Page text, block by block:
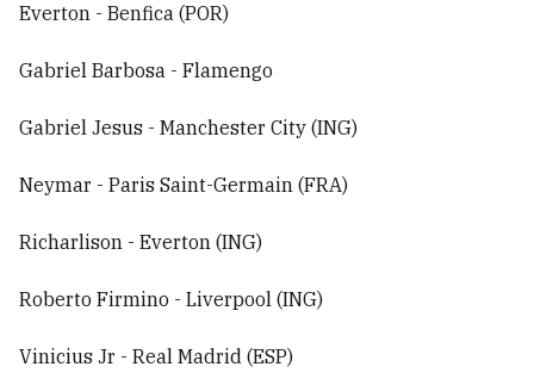
Everton - Benfica (POR)
Gabriel Barbosa - Flamengo
Gabriel Jesus - Manchester City (ING)
Neymar - Paris Saint-Germain (FRA)
Richarlison - Everton (ING)
Roberto Firmino - Liverpool (ING)
Vinicius Jr - Real Madrid (ESP)